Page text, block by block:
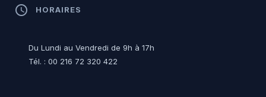
access_time HORAIRES
Du Lundi au Vendredi de 9h à 17h
Tél. : 00 216 72 320 422